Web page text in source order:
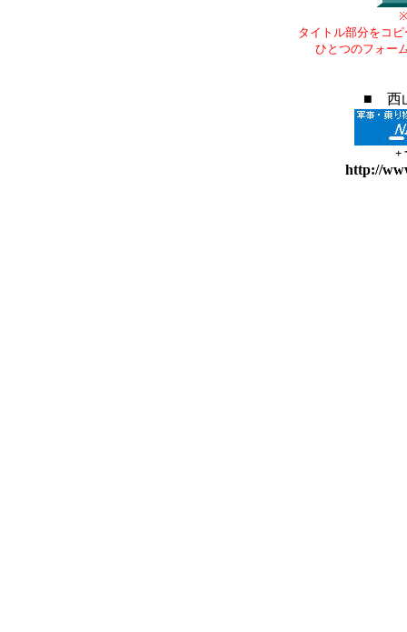
タイトル部分をコ
ひとつのフォー
■ 西
+
http://